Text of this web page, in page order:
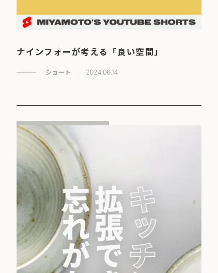
ナインフォーが考える「良い空間」
ショート 2024.06.14